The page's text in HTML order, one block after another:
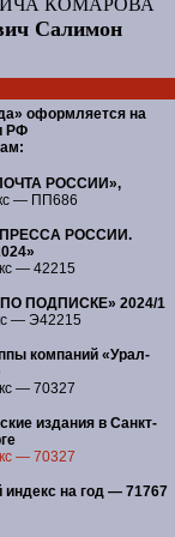
КОМАРОВА
Салимон
оформляется на
РФ
ПОЧТА РОССИИ»,
— ПП686
ПРЕССА РОССИИ.
— 42215
ПОДПИСКЕ» 2024/1
— Э42215
компаний «Урал-
— 70327
издания в Санкт-
— 70327
индекс на год — 71767